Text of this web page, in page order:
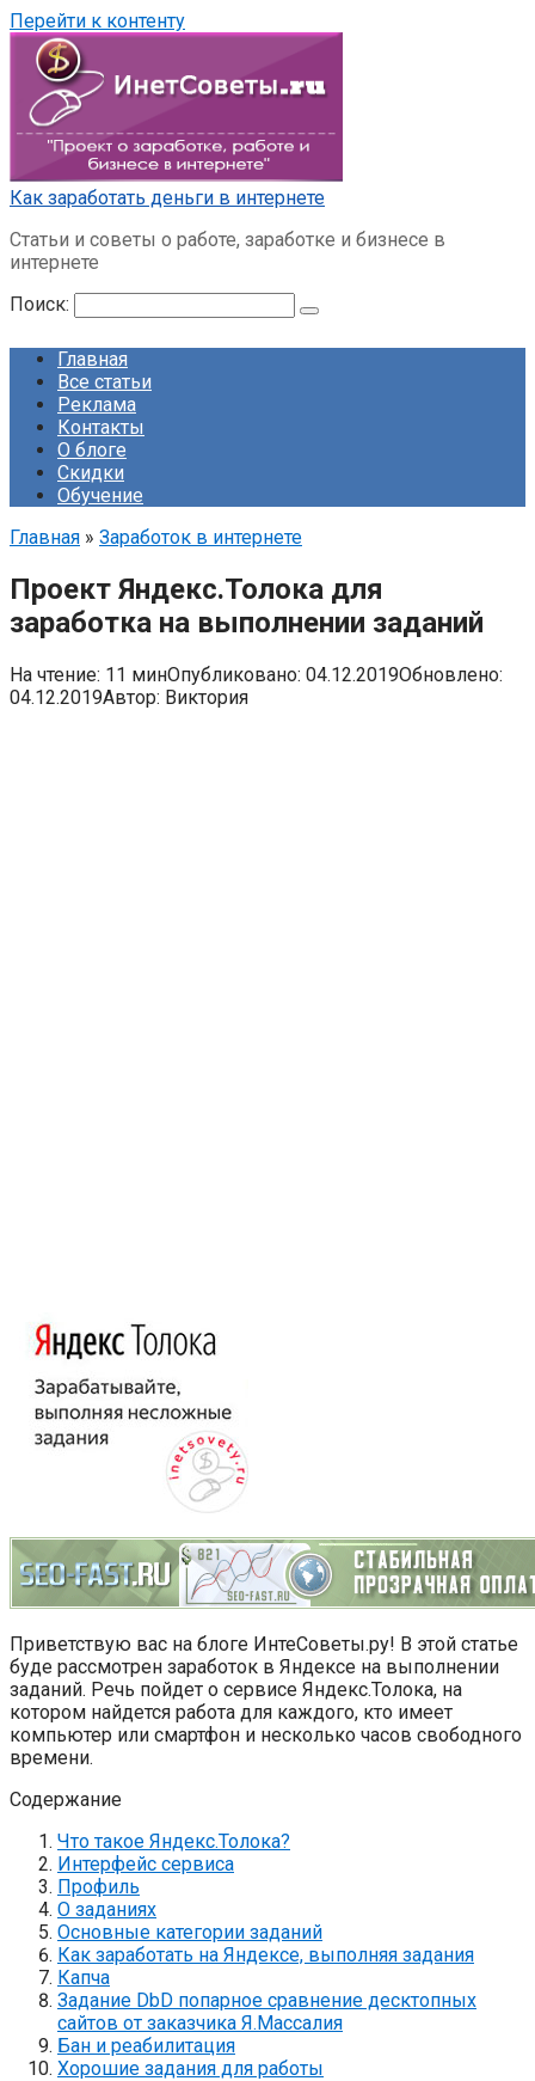
Перейти к контенту
Как заработать деньги в интернете
Статьи и советы о работе, заработке и бизнесе в
интернете
Поиск:
Главная
Все статьи
Реклама
Контакты
О блоге
Скидки
Обучение
Главная » Заработок в интернете
Проект Яндекс.Толока для
заработка на выполнении заданий
На чтение: 11 минОпубликовано: 04.12.2019Обновлено:
04.12.2019Автор: Виктория
Приветствую вас на блоге ИнтеСоветы.ру! В этой статье
буде рассмотрен заработок в Яндексе на выполнении
заданий. Речь пойдет о сервисе Яндекс.Толока, на
котором найдется работа для каждого, кто имеет
компьютер или смартфон и несколько часов свободного
времени.
Содержание
Что такое Яндекс.Толока?
Интерфейс сервиса
Профиль
О заданиях
Основные категории заданий
Как заработать на Яндексе, выполняя задания
Капча
Задание DbD попарное сравнение десктопных
сайтов от заказчика Я.Массалия
Бан и реабилитация
Хорошие задания для работы